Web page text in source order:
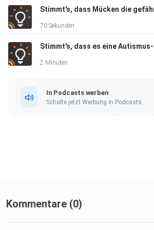
70 Sekunden
2 Minuten
In Podcasts werben
Schalte jetzt Werbung in Podcasts.
Kommentare (0)